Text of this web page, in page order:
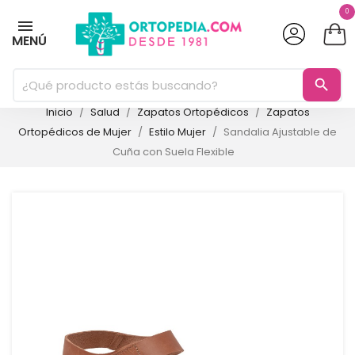
MENÚ
0
search
Inicio Salud Zapatos Ortopédicos
Zapatos
Ortopédicos de Mujer
Estilo Mujer
Sandalia Ajustable de
Cuña con Suela Flexible